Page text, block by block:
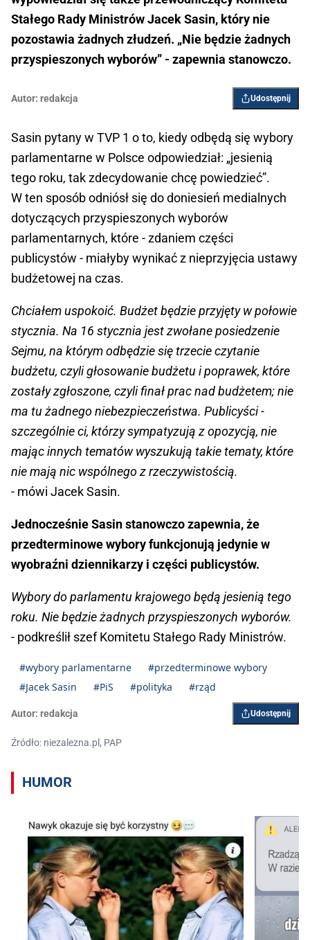
Stałego Rady Ministrów Jacek Sasin, który nie
pozostawia żadnych złudzeń. „Nie będzie żadnych
przyspieszonych wyborów” - zapewnia stanowczo.
Autor: redakcja Udostępnij
Sasin pytany w TVP 1 o to, kiedy odbędą się wybory
parlamentarne w Polsce odpowiedział: „jesienią
tego roku, tak zdecydowanie chcę powiedzieć”.
W ten sposób odniósł się do doniesień medialnych
dotyczących przyspieszonych wyborów
parlamentarnych, które - zdaniem części
publicystów - miałyby wynikać z nieprzyjęcia ustawy
budżetowej na czas.
Chciałem uspokoić. Budżet będzie przyjęty w połowie
stycznia. Na 16 stycznia jest zwołane posiedzenie
Sejmu, na którym odbędzie się trzecie czytanie
budżetu, czyli głosowanie budżetu i poprawek, które
zostały zgłoszone, czyli finał prac nad budżetem; nie
ma tu żadnego niebezpieczeństwa. Publicyści -
szczególnie ci, którzy sympatyzują z opozycją, nie
mając innych tematów wyszukują takie tematy, które
nie mają nic wspólnego z rzeczywistością.
- mówi Jacek Sasin.
Jednocześnie Sasin stanowczo zapewnia, że
przedterminowe wybory funkcjonują jedynie w
wyobraźni dziennikarzy i części publicystów.
Wybory do parlamentu krajowego będą jesienią tego
roku. Nie będzie żadnych przyspieszonych wyborów.
- podkreślił szef Komitetu Stałego Rady Ministrów.
#wybory parlamentarne
#przedterminowe wybory
#Jacek Sasin
#PiS #polityka #rząd
Autor: redakcja Udostępnij
Źródło: niezalezna.pl, PAP
HUMOR